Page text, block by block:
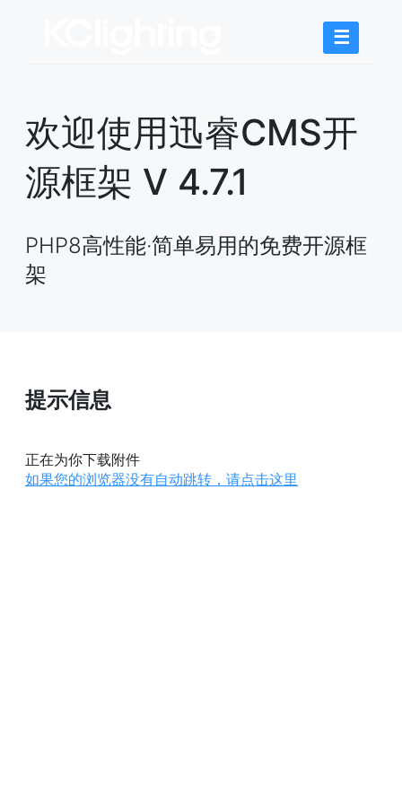
☰
欢迎使用迅睿CMS开
源框架 V 4.7.1
PHP8高性能·简单易用的免费开源框
架
提示信息
正在为你下载附件
如果您的浏览器没有自动跳转，请点击这里